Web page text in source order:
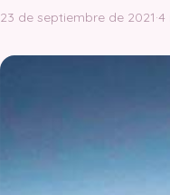
23 de septiembre de 2021·4